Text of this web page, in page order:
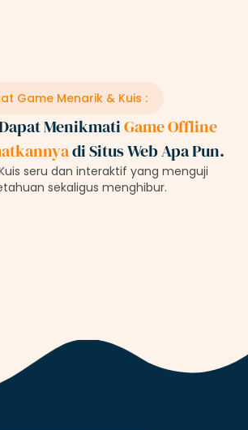
Game Menarik & Kuis :
MenikmatiGame Offline
di Situs Web Apa Pun.
seru dan interaktif yang menguji
sekaligus menghibur.